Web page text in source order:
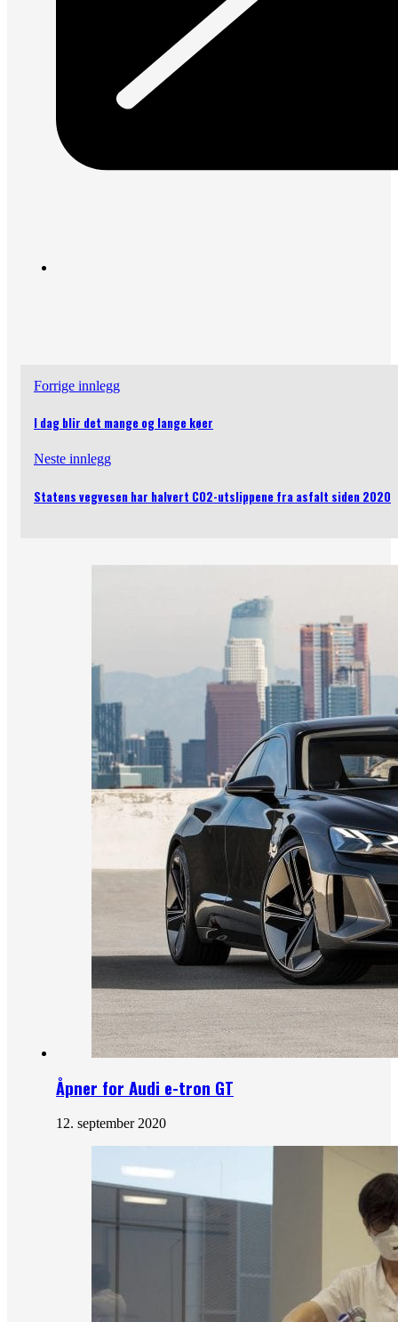
Forrige innlegg
I dag blir det mange og lange køer
Neste innlegg
Statens vegvesen har halvert CO2-utslippene fra asfalt siden 2020
Åpner for Audi e-tron GT
12. september 2020